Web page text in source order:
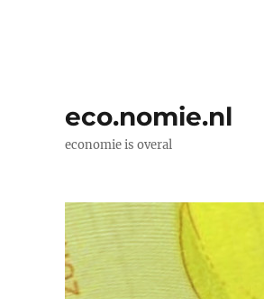
eco.nomie.nl
economie is overal